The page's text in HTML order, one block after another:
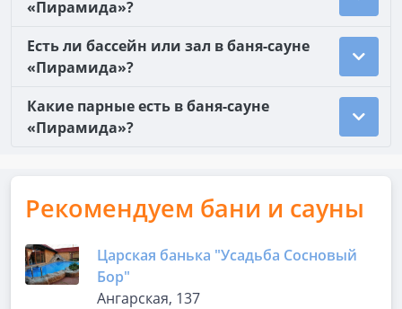
«Пирамида»?
Есть ли бассейн или зал в баня-сауне
«Пирамида»?
Какие парные есть в баня-сауне
«Пирамида»?
Рекомендуем бани и сауны
Царская банька "Усадьба Сосновый
Бор"
Ангарская, 137